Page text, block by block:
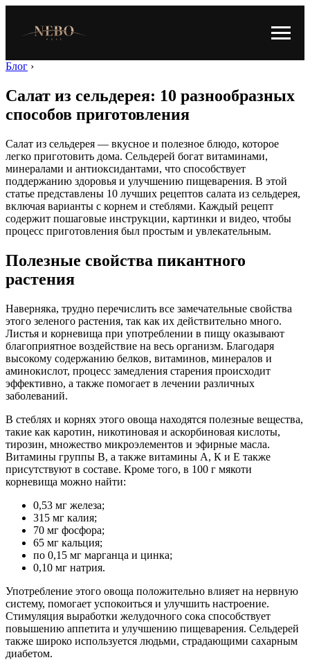
Блог ›
Салат из сельдерея: 10 разнообразных
способов приготовления
Салат из сельдерея — вкусное и полезное блюдо, которое
легко приготовить дома. Сельдерей богат витаминами,
минералами и антиоксидантами, что способствует
поддержанию здоровья и улучшению пищеварения. В этой
статье представлены 10 лучших рецептов салата из сельдерея,
включая варианты с корнем и стеблями. Каждый рецепт
содержит пошаговые инструкции, картинки и видео, чтобы
процесс приготовления был простым и увлекательным.
Полезные свойства пикантного
растения
Наверняка, трудно перечислить все замечательные свойства
этого зеленого растения, так как их действительно много.
Листья и корневища при употреблении в пищу оказывают
благоприятное воздействие на весь организм. Благодаря
высокому содержанию белков, витаминов, минералов и
аминокислот, процесс замедления старения происходит
эффективно, а также помогает в лечении различных
заболеваний.
В стеблях и корнях этого овоща находятся полезные вещества,
такие как каротин, никотиновая и аскорбиновая кислоты,
тирозин, множество микроэлементов и эфирные масла.
Витамины группы В, а также витамины А, К и Е также
присутствуют в составе. Кроме того, в 100 г мякоти
корневища можно найти:
0,53 мг железа;
315 мг калия;
70 мг фосфора;
65 мг кальция;
по 0,15 мг марганца и цинка;
0,10 мг натрия.
Употребление этого овоща положительно влияет на нервную
систему, помогает успокоиться и улучшить настроение.
Стимуляция выработки желудочного сока способствует
повышению аппетита и улучшению пищеварения. Сельдерей
также широко используется людьми, страдающими сахарным
диабетом.